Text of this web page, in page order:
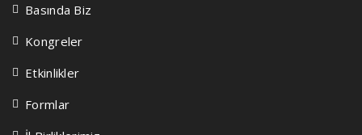
Basında Biz
Kongreler
Etkinlikler
Formlar